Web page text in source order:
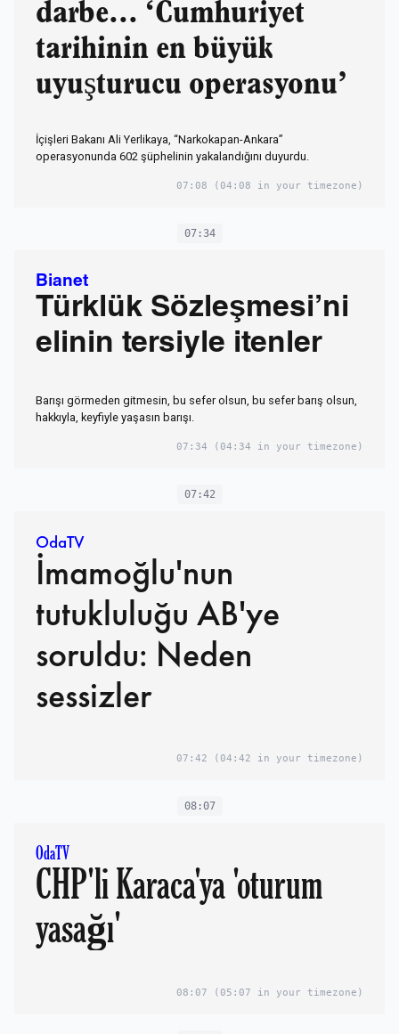
darbe... ‘Cumhuriyet
tarihinin en büyük
uyuşturucu operasyonu’
İçişleri Bakanı Ali Yerlikaya, “Narkokapan-Ankara”
operasyonunda 602 şüphelinin yakalandığını duyurdu.
07:08 (04:08 in your timezone)
07:34
Bianet
Türklük Sözleşmesi’ni
elinin tersiyle itenler
Barışı görmeden gitmesin, bu sefer olsun, bu sefer barış olsun,
hakkıyla, keyfiyle yaşasın barışı.
07:34 (04:34 in your timezone)
07:42
OdaTV
İmamoğlu'nun
tutukluluğu AB'ye
soruldu: Neden
sessizler
07:42 (04:42 in your timezone)
08:07
OdaTV
CHP'li Karaca'ya 'oturum
yasağı'
08:07 (05:07 in your timezone)